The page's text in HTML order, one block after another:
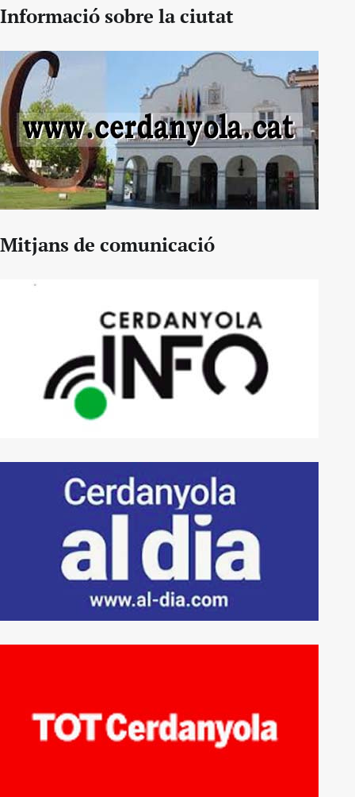
Informació sobre la ciutat
Mitjans de comunicació